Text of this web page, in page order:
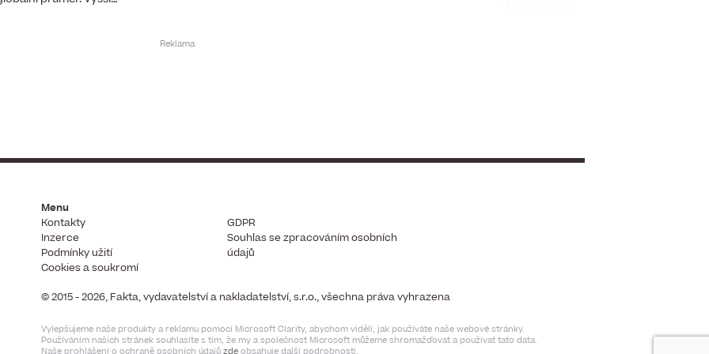
Menu
Kontakty
Inzerce
Podmínky užití
Cookies a soukromí
GDPR
Souhlas se zpracováním osobních
údajů
© 2015 - 2026, Fakta, vydavatelství a nakladatelství, s.r.o., všechna práva vyhrazena
Vylepšujeme naše produkty a reklamu pomocí Microsoft Clarity, abychom viděli, jak používáte naše webové stránky.
Používáním našich stránek souhlasíte s tím, že my a společnost Microsoft můžeme shromažďovat a používat tato data.
Naše prohlášení o ochraně osobních údajůzde obsahuje další podrobnosti.